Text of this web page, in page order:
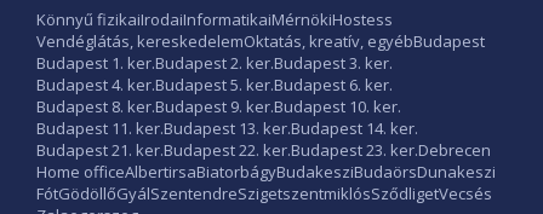
Könnyű fizikaiIrodaiInformatikaiMérnökiHostess
Vendéglátás, kereskedelemOktatás, kreatív, egyébBudapest
Budapest 1. ker.Budapest 2. ker.Budapest 3. ker.
Budapest 4. ker.Budapest 5. ker.Budapest 6. ker.
Budapest 8. ker.Budapest 9. ker.Budapest 10. ker.
Budapest 11. ker.Budapest 13. ker.Budapest 14. ker.
Budapest 21. ker.Budapest 22. ker.Budapest 23. ker.Debrecen
Home officeAlbertirsaBiatorbágyBudakesziBudaörsDunakeszi
FótGödöllőGyálSzentendreSzigetszentmiklósSződligetVecsés